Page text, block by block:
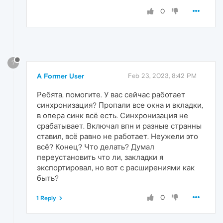
0
?
A Former User Feb 23, 2023, 8:42 PM
Ребята, помогите. У вас сейчас работает
синхронизация? Пропали все окна и вкладки,
в опера синк всё есть. Синхронизация не
срабатывает. Включал впн и разные странны
ставил, всё равно не работает. Неужели это
всё? Конец? Что делать? Думал
переустановить что ли, закладки я
экспортировал, но вот с расширениями как
быть?
0
1 Reply